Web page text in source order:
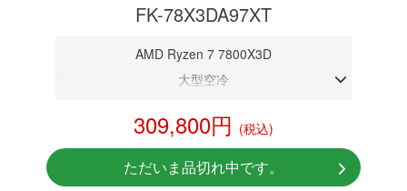
FK-78X3DA97XT
AMD Ryzen 7 7800X3D
大型空冷
RX 9070 XT 16GB
NVMeSSD 1TB
Windows11 Home 64bit
309,800円 (税込)
ただいま品切れ中です。